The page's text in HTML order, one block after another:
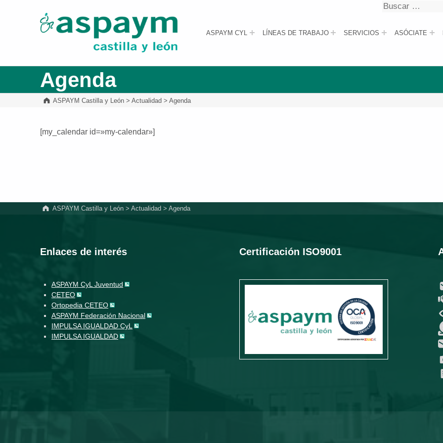
ASPAYM Castilla y León
ASPAYM CYL LÍNEAS DE TRABAJO SERVICIOS ASÓCIATE
Buscar
Agenda
ASPAYM Castilla y León >Actualidad >Agenda
[my_calendar id=»my-calendar»]
ASPAYM Castilla y León> Actualidad > Agenda
Enlaces de interés
ASPAYM CyL Juventud
CETEO
Ortopedia CETEO
ASPAYM Federación Nacional
IMPULSA IGUALDAD CyL
IMPULSA IGUALDAD
Certificación ISO9001